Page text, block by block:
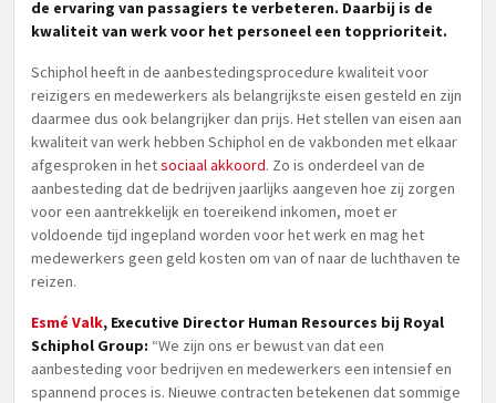
de ervaring van passagiers te verbeteren. Daarbij is de
kwaliteit van werk voor het personeel een topprioriteit.
Schiphol heeft in de aanbestedingsprocedure kwaliteit voor
reizigers en medewerkers als belangrijkste eisen gesteld en zijn
daarmee dus ook belangrijker dan prijs. Het stellen van eisen aan
kwaliteit van werk hebben Schiphol en de vakbonden met elkaar
afgesproken in hetsociaal akkoord. Zo is onderdeel van de
aanbesteding dat de bedrijven jaarlijks aangeven hoe zij zorgen
voor een aantrekkelijk en toereikend inkomen, moet er
voldoende tijd ingepland worden voor het werk en mag het
medewerkers geen geld kosten om van of naar de luchthaven te
reizen.
Esmé Valk, Executive Director Human Resources bij Royal
Schiphol Group: “We zijn ons er bewust van dat een
aanbesteding voor bedrijven en medewerkers een intensief en
spannend proces is. Nieuwe contracten betekenen dat sommige